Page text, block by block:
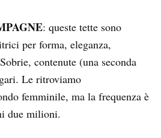
: queste tette sono
per forma, eleganza,
contenute (una seconda
Le ritroviamo
femminile, ma la frequenza è
due milioni.